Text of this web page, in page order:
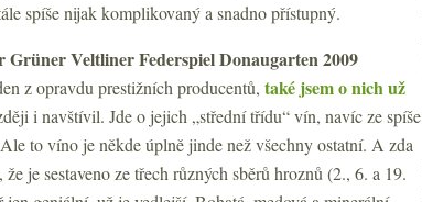
spíše nijak komplikovaný a snadno přístupný.
Veltliner Federspiel Donaugarten 2009
z opravdu prestižních producentů, také jsem o nich už
i navštívil. Jde o jejich „střední třídu“ vín, navíc ze spíše
to víno je někde úplně jinde než všechny ostatní. A zda
že je sestaveno ze třech různých sběrů hroznů (2., 6. a 19.